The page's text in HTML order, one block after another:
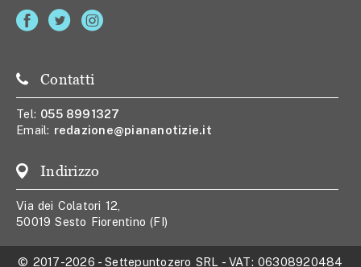
Contatti
Tel: 055 8991327
Email: redazione@piananotizie.it
Indirizzo
Via dei Colatori 12,
50019 Sesto Fiorentino (FI)
© 2017-2026 -Settepuntozero SRL - VAT: 06308920484